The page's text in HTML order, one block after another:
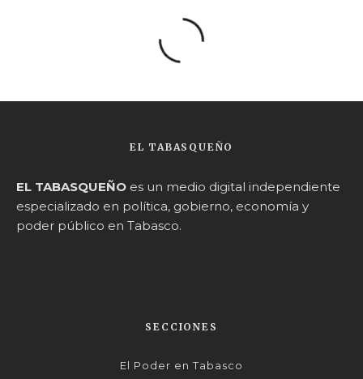
EL TABASQUEÑO
EL TABASQUEÑO es un medio digital independiente
especializado en política, gobierno, economía y
poder público en Tabasco.
SECCIONES
El Poder en Tabasco